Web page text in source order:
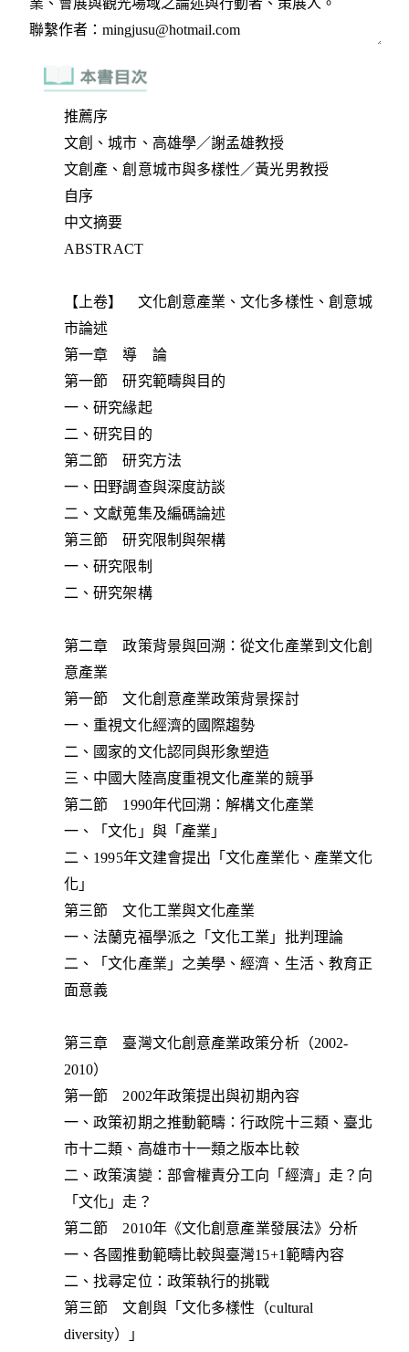
推薦序
文創、城市、高雄學／謝孟雄教授
文創產、創意城市與多樣性／黃光男教授
自序
中文摘要
ABSTRACT
【上卷】 文化創意產業、文化多樣性、創意城
市論述
第一章 導 論
第一節 研究範疇與目的
一、研究緣起
二、研究目的
第二節 研究方法
一、田野調查與深度訪談
二、文獻蒐集及編碼論述
第三節 研究限制與架構
一、研究限制
二、研究架構
第二章 政策背景與回溯：從文化產業到文化創
意產業
第一節 文化創意產業政策背景探討
一、重視文化經濟的國際趨勢
二、國家的文化認同與形象塑造
三、中國大陸高度重視文化產業的競爭
第二節 1990年代回溯：解構文化產業
一、「文化」與「產業」
二、1995年文建會提出「文化產業化、產業文化
化」
第三節 文化工業與文化產業
一、法蘭克福學派之「文化工業」批判理論
二、「文化產業」之美學、經濟、生活、教育正
面意義
第三章 臺灣文化創意產業政策分析（2002-
2010）
第一節 2002年政策提出與初期內容
一、政策初期之推動範疇：行政院十三類、臺北
市十二類、高雄市十一類之版本比較
二、政策演變：部會權責分工向「經濟」走？向
「文化」走？
第二節 2010年《文化創意產業發展法》分析
一、各國推動範疇比較與臺灣15+1範疇內容
二、找尋定位：政策執行的挑戰
第三節 文創與「文化多樣性（cultural
diversity）」